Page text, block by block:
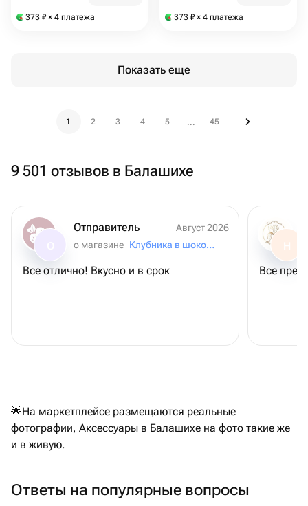
373 ₽ × 4 платежа 373 ₽ × 4 платежа
Показать еще
1 2 3 4 5 ... 45
9 501 отзывов в Балашихе
Отправитель
Август 2026
о магазине
Клубника в шоколаде и зефир
Все отлично! Вкусно и в срок
Н
Все
🌟На маркетплейсе размещаются реальные
фотографии, Аксессуары в Балашихе на фото такие же
и в живую.
Ответы на популярные вопросы